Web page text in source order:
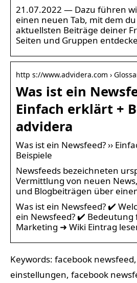
21.07.2022 — Dazu führen
einen neuen Tab, mit dem
aktuellsten Beiträge deiner
Seiten und Gruppen
http s://www.advidera.com ›
Was ist ein
Einfach erklärt +
advidera
Was ist ein Newsfeed? ››
Beispiele
Newsfeeds bezeichneten
Vermittlung von neuen
und Blogbeiträgen über
Was ist ein Newsfeed? ✔️
ein Newsfeed? ✔️ Bedeutung
Marketing ➜ Wiki Eintrag
Keywords: facebook
einstellungen, facebook